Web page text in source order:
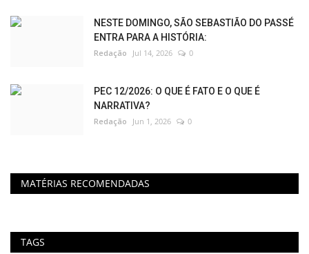
NESTE DOMINGO, SÃO SEBASTIÃO DO PASSÉ
ENTRA PARA A HISTÓRIA:
Redação Jul 14, 2026 0
PEC 12/2026: O QUE É FATO E O QUE É
NARRATIVA?
Redação Jun 1, 2026 0
MATÉRIAS RECOMENDADAS
TAGS